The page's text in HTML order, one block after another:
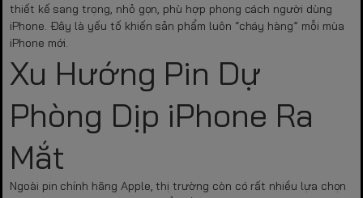
thiết kế sang trọng, nhỏ gọn, phù hợp phong cách người dùng
iPhone. Đây là yếu tố khiến sản phẩm luôn “cháy hàng” mỗi mùa
iPhone mới.
Xu Hướng Pin Dự
Phòng Dịp iPhone Ra
Mắt
Ngoài pin chính hãng Apple, thị trường còn có rất nhiều lựa chọn